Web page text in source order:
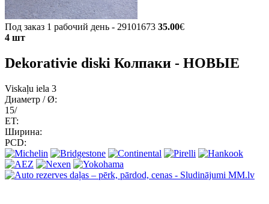
Под заказ 1 рабочий день - 29101673 35.00€
4 шт
Dekorativie diski Колпаки - НОВЫЕ
Viskaļu iela 3
Диаметр / Ø:
15/
ET:
Ширина:
PCD: